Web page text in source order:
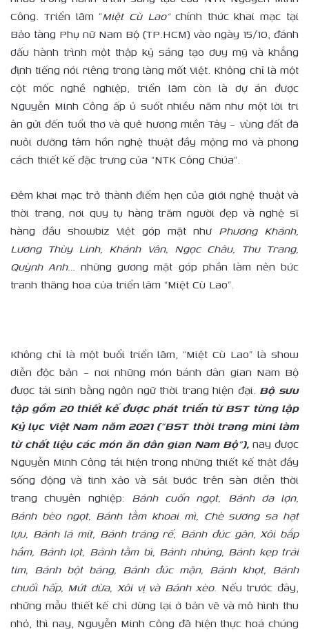
Công. Triển lãm “Miệt Cù Lao”chính thức khai mạc tại
Bảo tàng Phụ nữ Nam Bộ (TP.HCM) vào ngày 15/10, đánh
dấu hành trình một thập kỷ sáng tạo duy mỹ và khẳng
định tiếng nói riêng trong làng mốt Việt. Không chỉ là một
cột mốc nghề nghiệp, triển lãm còn là dự án được
Nguyễn Minh Công ấp ủ suốt nhiều năm như một lời tri
ân gửi đến tuổi thơ và quê hương miền Tây – vùng đất đã
nuôi dưỡng tâm hồn nghệ thuật đầy mộng mơ và phong
cách thiết kế đặc trưng của “NTK Công Chúa”.
Đêm khai mạc trở thành điểm hẹn của giới nghệ thuật và
thời trang, nơi quy tụ hàng trăm người đẹp và nghệ sĩ
hàng đầu showbiz Việt góp mặt như Phương Khánh,
Lương Thùy Linh, Khánh Vân, Ngọc Châu, Thu Trang,
Quỳnh Anh…những gương mặt góp phần làm nên bức
tranh thăng hoa của triển lãm “Miệt Cù Lao”.
Không chỉ là một buổi triển lãm, “Miệt Cù Lao” là show
diễn độc bản – nơi những món bánh dân gian Nam Bộ
được tái sinh bằng ngôn ngữ thời trang hiện đại. Bộ sưu
tập gồm 20 thiết kế được phát triển từ BST từng lập
Kỷ lục Việt Nam năm 2021 (“BST thời trang mini làm
từ chất liệu các món ăn dân gian Nam Bộ”), nay được
Nguyễn Minh Công tái hiện trong những thiết kế thật đầy
sống động và tinh xảo và sải bước trên sàn diễn thời
trang chuyên nghiệp: Bánh cuốn ngọt, Bánh da lợn,
Bánh bèo ngọt, Bánh tằm khoai mì, Chè sương sa hạt
lựu, Bánh lá mít, Bánh tráng rế, Bánh đúc gân, Xôi bắp
hầm, Bánh lọt, Bánh tằm bì, Bánh nhúng, Bánh kẹp trái
tim, Bánh bột báng, Bánh đúc mặn, Bánh khọt, Bánh
chuối hấp, Mứt dừa, Xôi vị và Bánh xèo. Nếu trước đây,
những mẫu thiết kế chỉ dừng lại ở bản vẽ và mô hình thu
nhỏ, thì nay, Nguyễn Minh Công đã hiện thực hoá chúng